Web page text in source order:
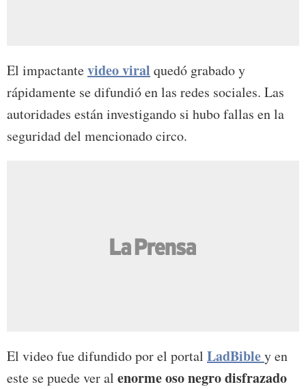
El impactantevideo viral quedó grabado y
rápidamente se difundió en las redes sociales. Las
autoridades están investigando si hubo fallas en la
seguridad del mencionado circo.
El video fue difundido por el portal LadBibley en
este se puede ver al enorme oso negro disfrazado